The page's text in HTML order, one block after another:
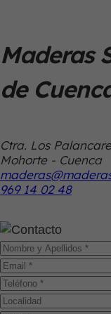
Maderas
de
Ctra. Los
Mohorte - Cuenca
969 14 02 48